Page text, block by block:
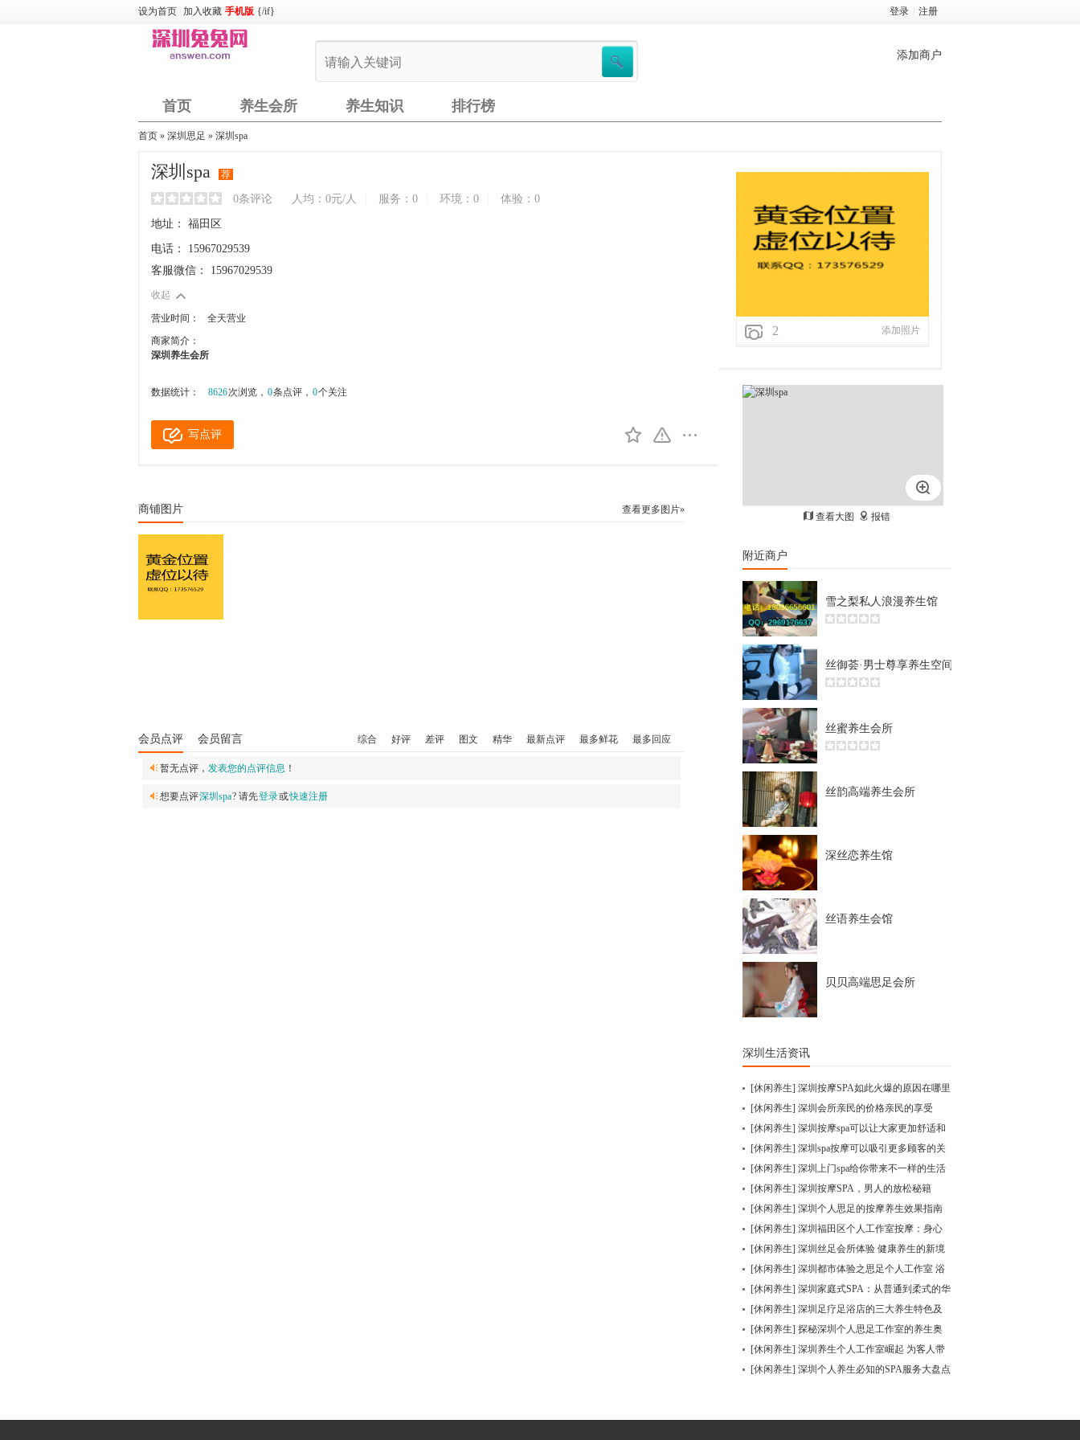
设为首页 加入收藏 手机版 {/if} 登录 注册
添加商户
首页 养生会所 养生知识 排行榜
首页 » 深圳思足 » 深圳spa
深圳spa 荐
0条评论 人均：0元/人 服务：0 环境：0 体验：0
地址： 福田区
电话：
15967029539
客服微信：
15967029539
收起
营业时间：
全天营业
商家简介：
深圳养生会所
数据统计： 8626次浏览， 0条点评， 0个关注
写点评
查看更多图片»
商铺图片
会员点评 会员留言 综合 好评 差评 图文 精华 最新点评 最多鲜花 最多回应
暂无点评， 发表您的点评信息 ！
想要点评深圳spa? 请先登录或快速注册
添加照片
2
查看大图 报错
附近商户
雪之梨私人浪漫养生馆
丝御荟·男士尊享养生空间
丝蜜养生会所
丝韵高端养生会所
深丝恋养生馆
丝语养生会馆
贝贝高端思足会所
深圳生活资讯
[休闲养生] 深圳按摩SPA如此火爆的原因在哪里
[休闲养生] 深圳会所亲民的价格亲民的享受
[休闲养生] 深圳按摩spa可以让大家更加舒适和
快乐
[休闲养生] 深圳spa按摩可以吸引更多顾客的关
注
[休闲养生] 深圳上门spa给你带来不一样的生活
体验
[休闲养生] 深圳按摩SPA，男人的放松秘籍
[休闲养生] 深圳个人思足的按摩养生效果指南
[休闲养生] 深圳福田区个人工作室按摩：身心
放松的绝佳之选
[休闲养生] 深圳丝足会所体验 健康养生的新境
界
[休闲养生] 深圳都市体验之思足个人工作室 浴
养生的个性化体验
[休闲养生] 深圳家庭式SPA：从普通到柔式的华
丽转身
[休闲养生] 深圳足疗足浴店的三大养生特色及
效果
[休闲养生] 探秘深圳个人思足工作室的养生奥
秘
[休闲养生] 深圳养生个人工作室崛起 为客人带
来的惊喜变革
[休闲养生] 深圳个人养生必知的SPA服务大盘点